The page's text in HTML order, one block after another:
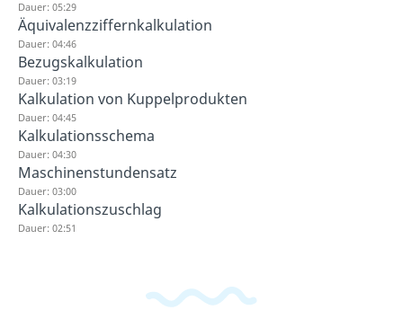
Dauer: 05:29
Äquivalenzziffernkalkulation
Dauer: 04:46
Bezugskalkulation
Dauer: 03:19
Kalkulation von Kuppelprodukten
Dauer: 04:45
Kalkulationsschema
Dauer: 04:30
Maschinenstundensatz
Dauer: 03:00
Kalkulationszuschlag
Dauer: 02:51